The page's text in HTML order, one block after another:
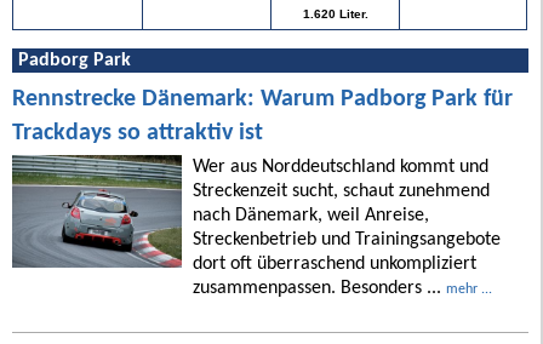
1.620 Liter.
Padborg Park
Rennstrecke Dänemark: Warum Padborg Park für
Trackdays so attraktiv ist
Wer aus Norddeutschland kommt und
Streckenzeit sucht, schaut zunehmend
nach Dänemark, weil Anreise,
Streckenbetrieb und Trainingsangebote
dort oft überraschend unkompliziert
zusammenpassen. Besonders ... mehr ...